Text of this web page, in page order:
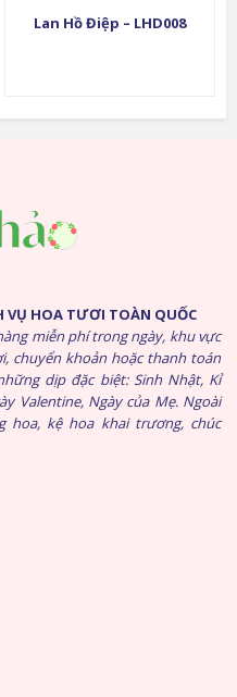
Lan Hồ Điệp – LHD008
VỤ HOA TƯƠI TOÀN QUỐC
miễn phí trong ngày, khu vực
chuyển khoản hoặc thanh toán
dịp đặc biệt: Sinh Nhật, Kỉ
Valentine, Ngày của Mẹ. Ngoài
hoa, kệ hoa khai trương, chúc